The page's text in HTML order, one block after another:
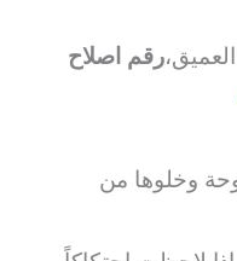
رقم اصلاح
وخلوها من